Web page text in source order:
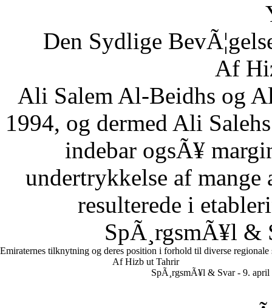
Den Sydlige
Af
Ali Salem Al-Beidhs og
1994, og dermed Ali
indebar ogsÃ¥
undertrykkelse af
resulterede i
SpÃ¸rgsmÃ¥l &
Emiraternes tilknytning og deres position i forhold til diverse regionale
Af Hizb ut Tahrir
SpÃ¸rgsmÃ¥l & Svar - 9. april